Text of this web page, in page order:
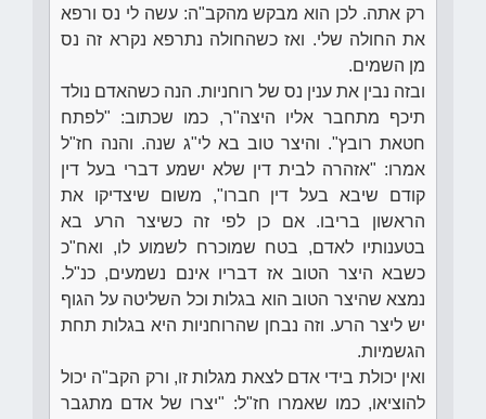
רק אתה. לכן הוא מבקש מהקב"ה: עשה לי נס ורפא
את החולה שלי. ואז כשהחולה נתרפא נקרא זה נס
מן השמים.
ובזה נבין את ענין נס של רוחניות. הנה כשהאדם נולד
תיכף מתחבר אליו היצה"ר, כמו שכתוב: "לפתח
חטאת רובץ". והיצר טוב בא לי"ג שנה. והנה חז"ל
אמרו: "אזהרה לבית דין שלא ישמע דברי בעל דין
קודם שיבא בעל דין חברו", משום שיצדיקו את
הראשון בריבו. אם כן לפי זה כשיצר הרע בא
בטענותיו לאדם, בטח שמוכרח לשמוע לו, ואח"כ
כשבא היצר הטוב אז דבריו אינם נשמעים, כנ"ל.
נמצא שהיצר הטוב הוא בגלות וכל השליטה על הגוף
יש ליצר הרע. וזה נבחן שהרוחניות היא בגלות תחת
הגשמיות.
ואין יכולת בידי אדם לצאת מגלות זו, ורק הקב"ה יכול
להוציאו, כמו שאמרו חז"ל: "יצרו של אדם מתגבר